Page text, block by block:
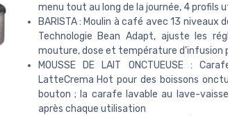
menu tout au long de la journée, 4 profils
BARISTA : Moulin à café avec 13
Technologie Bean Adapt, ajuste les
mouture, dose et température
MOUSSE DE LAIT ONCTUEUSE :
LatteCrema Hot pour des boissons
bouton ; la carafe lavable au lave-
après chaque utilisation